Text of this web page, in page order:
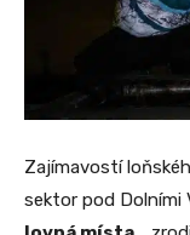
Zajímavostí
sektor pod Dolními